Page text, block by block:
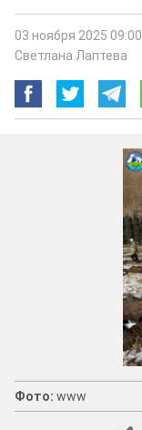
03 ноября 2025 09:00
Светлана Лаптева
Фото: www